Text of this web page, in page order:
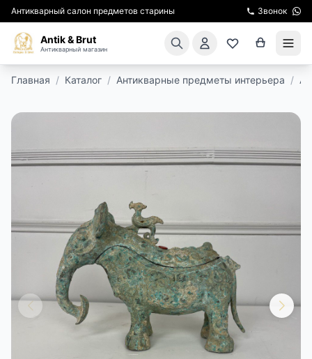
Антикварный салон предметов старины Звонок
Antik & Brut
Антикварный магазин
ПОДАРКИ
ЭКСКУРСИИ
РЕСТАВРАЦИЯ
КУРСЫ ПО РЕСТАВРАЦИИ
КОНТАКТЫ
Главная / Каталог / Антикварные предметы интерьера /